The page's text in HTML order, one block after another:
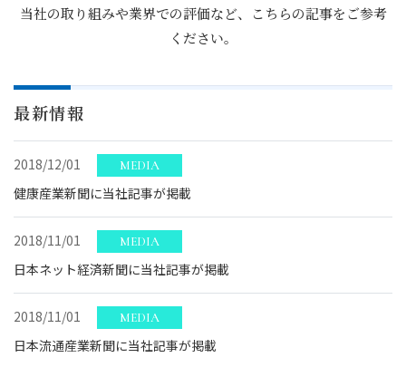
当社の取り組みや業界での評価など、こちらの記事をご参考
ください。
最新情報
2018/12/01 MEDIA
健康産業新聞に当社記事が掲載
2018/11/01 MEDIA
日本ネット経済新聞に当社記事が掲載
2018/11/01 MEDIA
日本流通産業新聞に当社記事が掲載